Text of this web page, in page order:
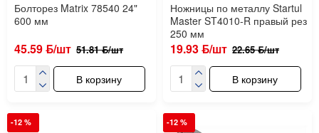
Болторез Matrix 78540 24"
600 мм
45.59 ƃ/шт 51.81 ƃ/шт
В корзину
Ножницы по металлу Startul
Master ST4010-R правый рез
250 мм
19.93 ƃ/шт 22.65 ƃ/шт
В корзину
-12 % -12 %